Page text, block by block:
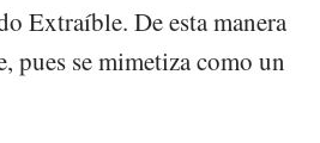
Extraíble. De esta manera
pues se mimetiza como un